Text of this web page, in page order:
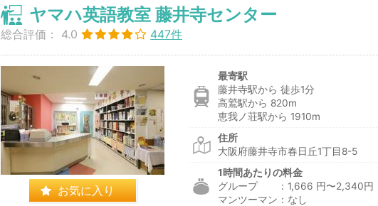
ヤマハ英語教室 藤井寺センター
総合評価： 4.0 447件
お気に入り
最寄駅
藤井寺駅から 徒歩1分
高鷲駅から 820m
恵我ノ荘駅から 1910m
住所
大阪府藤井寺市春日丘1丁目8-5
1時間あたりの料金
グループ ：1,666 円〜2,340円
マンツーマン：なし